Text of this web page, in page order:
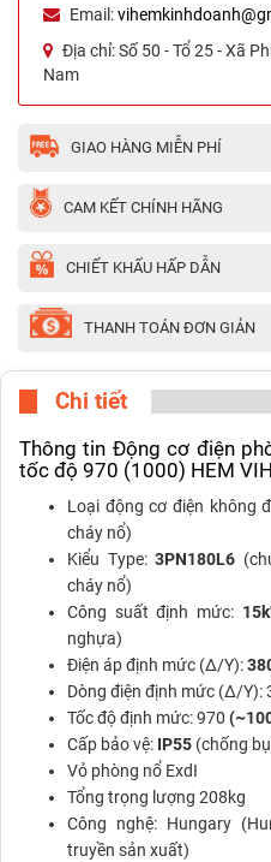
Email:
Địa chỉ:Số 50 - Tổ 25 - Xã
Nam
GIAO HÀNG MIỄN PHÍ
CAM KẾT CHÍNH HÃNG
CHIẾT KHẤU HẤP DẪN
THANH TOÁN ĐƠN GIẢN
Chi tiết
Thông tin Động cơ điện
tốc độ 970 (1000) HEM
Loại động cơ điện không
cháy nổ)
Kiểu Type: 3PN180L6
cháy nổ)
Công suất định mức:
nghựa)
Điện áp định mức (Δ/Y):
Dòng điện định mức (Δ/Y):
Tốc độ định mức: 970
Cấp bảo vệ: IP55 (chống
Vỏ phòng nổ ExdI
Tổng trọng lượng 208kg
Công nghệ: Hungary
truyền sản xuất)